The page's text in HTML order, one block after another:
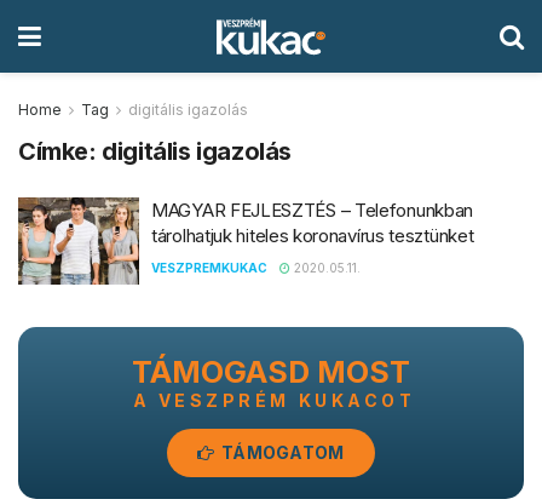
Home Tag digitális igazolás
Címke: digitális igazolás
MAGYAR FEJLESZTÉS – Telefonunkban
tárolhatjuk hiteles koronavírus tesztünket
VESZPREMKUKAC 2020.05.11.
TÁMOGASD MOST
A VESZPRÉM KUKACOT
TÁMOGATOM